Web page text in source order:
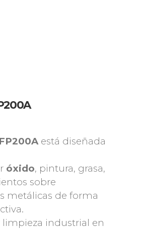
está diseñada
óxido, pintura, grasa,
sobre
metálicas de forma
limpieza industrial en